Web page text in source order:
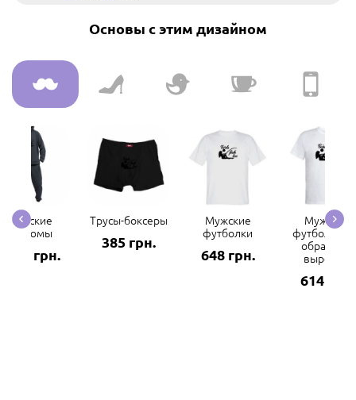
Основы с этим дизайном
Мужские
костюмы
грн.
Трусы-боксеры
385 грн.
Мужские
футболки
648 грн.
Мужские
футболки с
образным
вырезом
614 грн.